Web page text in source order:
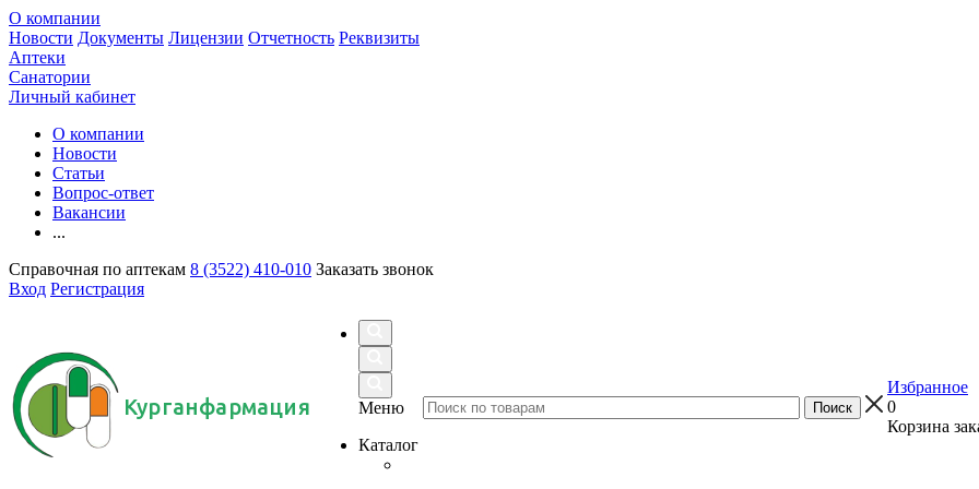
О компании
Новости Документы Лицензии Отчетность Реквизиты
Аптеки
Санатории
Личный кабинет
О компании
Новости
Статьи
Вопрос-ответ
Вакансии
...
Справочная по аптекам 8 (3522) 410-010 Заказать звонок
Вход Регистрация
Курганфармация
Меню
Каталог
Избранное
0
Корзина